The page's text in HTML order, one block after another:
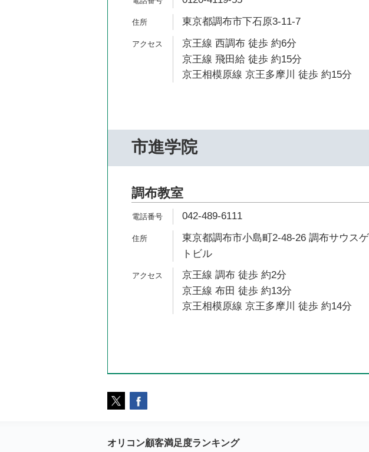
東京都調布市下石原3-11-7
京王線 西調布 徒歩 約6分
京王線 飛田給 徒歩 約15分
京王相模原線 京王多摩川 徒歩 約15分
市進学院
調布教室
042-489-6111
東京都調布市小島町2-48-26 調布サウス
トビル
京王線 調布 徒歩 約2分
京王線 布田 徒歩 約13分
京王相模原線 京王多摩川 徒歩 約14分
オリコン顧客満足度ランキング